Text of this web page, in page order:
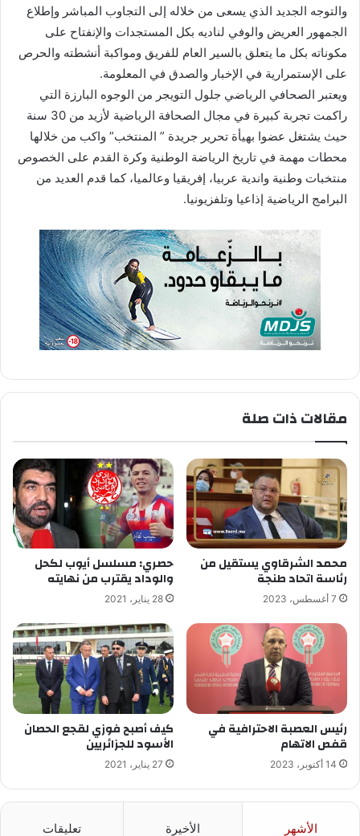
ا
والتوجه الجديد الذي يسعى من خلاله إلى التجاوب المباشر وإطلاع
الجمهور العريض والوفي لناديه بكل المستجدات والإنفتاح على
مكوناته بكل ما يتعلق بالسير العام للفريق ومواكبة أنشطته والحرص
على الإستمرارية في الإخبار والصدق في المعلومة.
ويعتبر الصحافي الرياضي جلول التويجر من الوجوه البارزة التي
راكمت تجربة كبيرة في مجال الصحافة الرياضية لأزيد من 30 سنة
حيث يشتغل عضوا بهيأة تحرير جريدة ” المنتخب” واكب من خلالها
محطات مهمة في تاريخ الرياضة الوطنية وكرة القدم على الخصوص
منتخبات وطنية واندية عربيا، إفريقيا وعالميا، كما قدم العديد من
البرامج الرياضية إذاعيا وتلفزيونيا.
مقالات ذات صلة
محمد الشرقاوي يستقيل من
رئاسة اتحاد طنجة
7 أغسطس، 2023
حصري: مسلسل أيوب لكحل
والوداد يقترب من نهايته
28 يناير، 2021
رئيس العصبة الاحترافية في
قفص الاتهام
14 أكتوبر، 2023
كيف أصبح فوزي لقجع الحصان
الأسود للجزائريين
27 يناير، 2021
الأشهر الأخيرة تعليقات